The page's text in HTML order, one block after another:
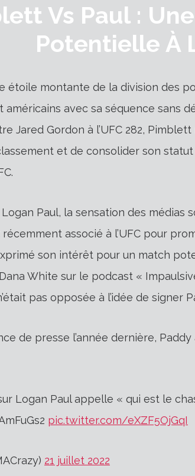
Vs Paul :
Potentielle À
étoile montante de la division des
avec sa séquence sans
Jared Gordon à l’UFC 282, Pimblett
et de consolider son
Paul, la sensation des médias
récemment associé à l’UFC pour
son intérêt pour un match
White sur le podcast «
pas opposée à l’idée de signer
de presse l’année dernière,
Logan Paul appelle « qui est le
pic.twitter.com/eXZF5OjGqI
21 juillet 2022